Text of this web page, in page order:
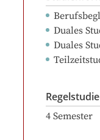
Duales
Duales
4 Semester